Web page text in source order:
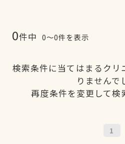
0件中 0〜0件を表示
検索条件に当てはまるクリ
りませんで
再度条件を変更して検
1